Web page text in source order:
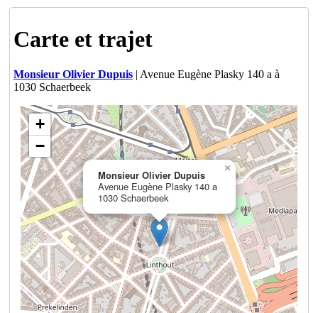
Carte et trajet
Monsieur Olivier Dupuis| Avenue Eugène Plasky 140 a à
1030 Schaerbeek
Monsieur Olivier Dupuis
Avenue Eugène Plasky 140 a
1030 Schaerbeek
×
+
−